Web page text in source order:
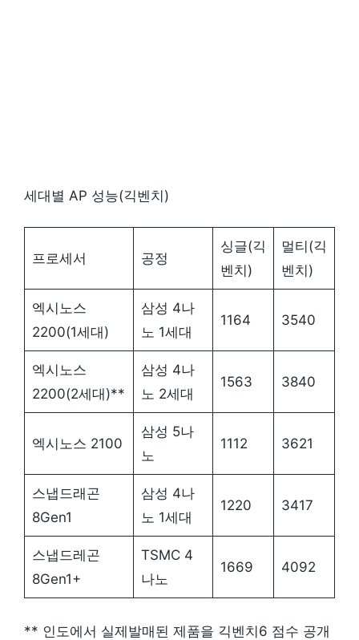
세대별 AP 성능(긱벤치)
프로세서 공정
싱글(긱
벤치)
멀티(긱
벤치)
엑시노스
2200(1세대)
삼성 4나
노 1세대
1164 3540
엑시노스
2200(2세대)**
삼성 4나
노 2세대
1563 3840
엑시노스 2100
삼성 5나
노
1112 3621
스냅드래곤
8Gen1
삼성 4나
노 1세대
1220 3417
스냅드레곤
8Gen1+
TSMC 4
나노
1669 4092
** 인도에서 실제발매된 제품을 긱벤치6 점수 공개